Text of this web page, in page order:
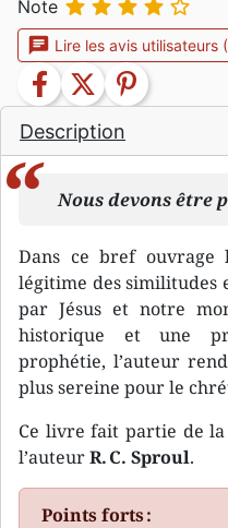
Description
Nous devons être
Dans ce bref ouvrage
légitime des similitudes
par Jésus et notre
historique et une
prophétie, l’auteur
plus sereine pour le
Ce livre fait partie de la
l’auteurR. C. Sproul.
Points forts :
Note     
chat Lire les avis utilisateurs
facebook twitter pinterest